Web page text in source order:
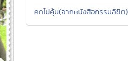
คดไม่คุ้ม(จากหนังสือกรรมลิขิต)